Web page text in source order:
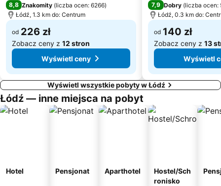
8,8 Znakomity (liczba ocen: 6266)
Łódź, 1.3 km do: Centrum
od 226 zł
Zobacz ceny z 12 stron
Wyświetl ceny
7,9 Dobry (liczba ocen:
Łódź, 0.3 km do:
od 140 zł
Zobacz ceny z 13
Wyświetl
Wyświetl wszystkie pobyty w Łódź
Łódź — inne miejsca na pobyt
Hotel Pensjonat Aparthotel
Hostel/Sch
ronisko